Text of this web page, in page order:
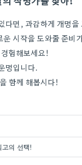
다면, 과감하게 개명을
시작을 도와줄 준비
험해보세요!
명입니다.
함께 해봅시다!
의 선택!